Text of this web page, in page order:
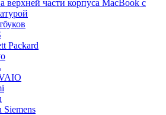
верхней части корпуса MacBook с
Packard
Siemens